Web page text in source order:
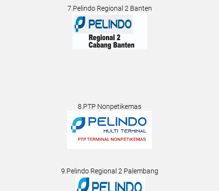
7.Pelindo Regional 2 Banten
8.PTP Nonpetikemas
9.Pelindo Regional 2 Palembang